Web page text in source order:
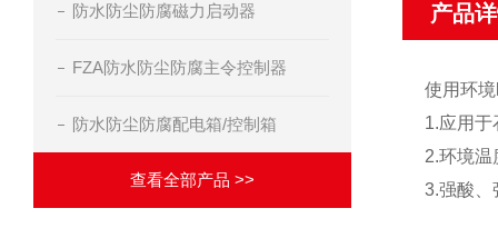
防水防尘防腐磁力启动器
FZA防水防尘防腐主令控制器
防水防尘防腐配电箱/控制箱
查看全部产品 >>
产品
使用环境
1.应用
2.环境温
3.强酸、